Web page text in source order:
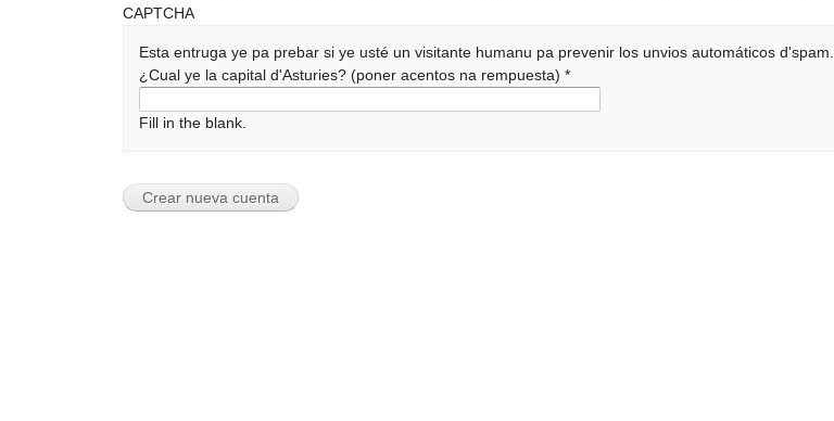
CAPTCHA
Esta entruga ye pa prebar si ye usté un visitante humanu pa prevenir los unvios automáticos d'spam.
¿Cual ye la capital d'Asturies? (poner acentos na rempuesta)*
Fill in the blank.